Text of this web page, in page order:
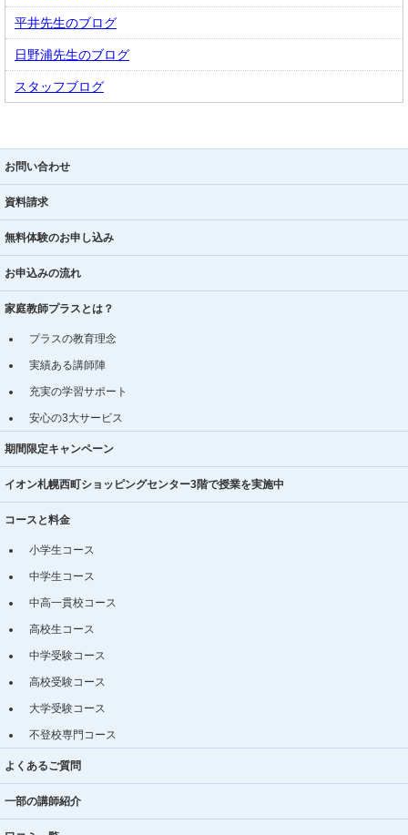
平井先生のブログ
日野浦先生のブログ
スタッフブログ
お問い合わせ
資料請求
無料体験のお申し込み
お申込みの流れ
家庭教師プラスとは？
プラスの教育理念
実績ある講師陣
充実の学習サポート
安心の3大サービス
期間限定キャンペーン
イオン札幌西町ショッピングセンター3階で授業を実施中
コースと料金
小学生コース
中学生コース
中高一貫校コース
高校生コース
中学受験コース
高校受験コース
大学受験コース
不登校専門コース
よくあるご質問
一部の講師紹介